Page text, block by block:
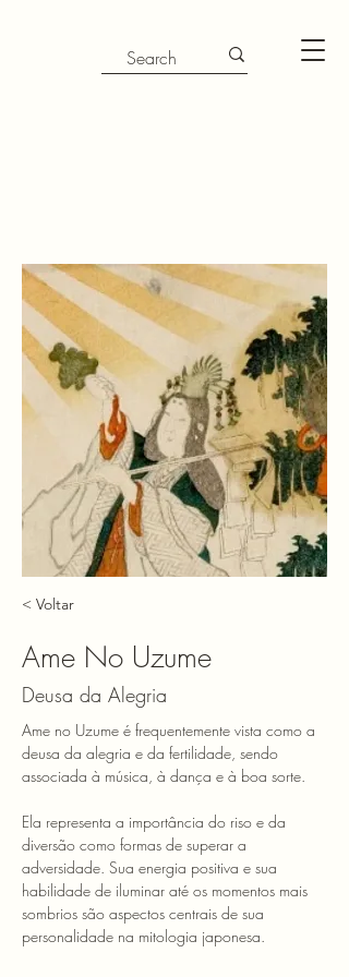
< Voltar
Ame No Uzume
Deusa da Alegria
Ame no Uzume é frequentemente vista como a
deusa da alegria e da fertilidade, sendo
associada à música, à dança e à boa sorte.
Ela representa a importância do riso e da
diversão como formas de superar a
adversidade. Sua energia positiva e sua
habilidade de iluminar até os momentos mais
sombrios são aspectos centrais de sua
personalidade na mitologia japonesa.